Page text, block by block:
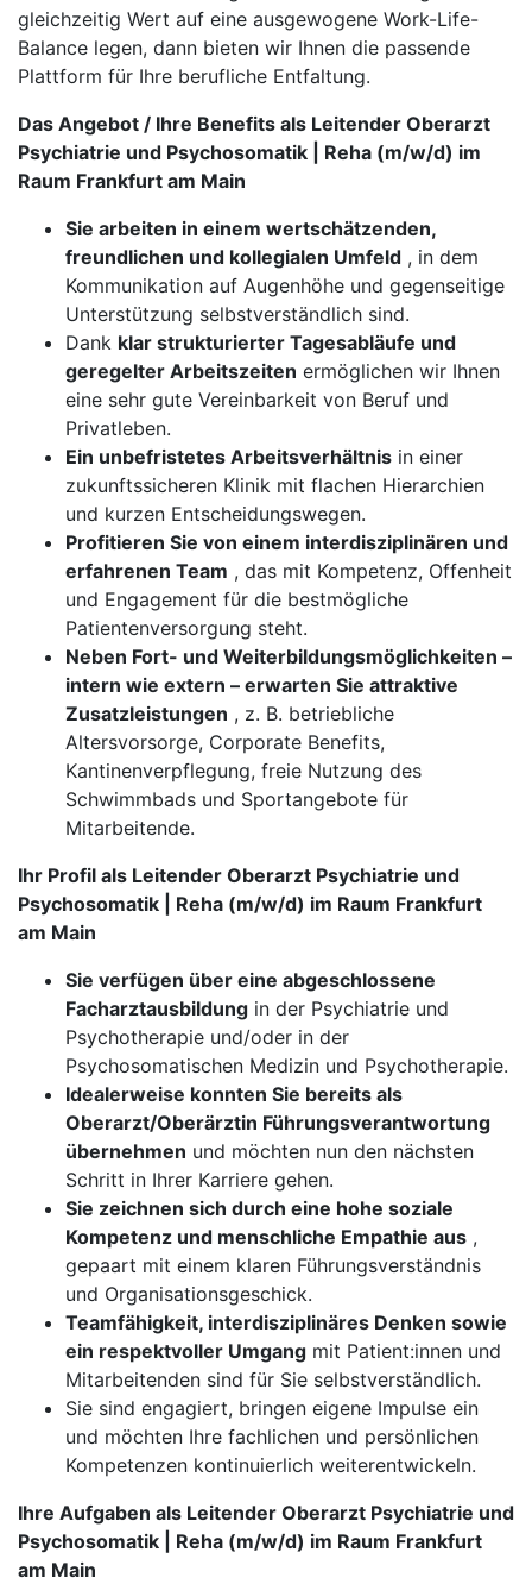
gleichzeitig Wert auf eine ausgewogene Work-Life-
Balance legen, dann bieten wir Ihnen die passende
Plattform für Ihre berufliche Entfaltung.
Das Angebot / Ihre Benefits als Leitender Oberarzt
Psychiatrie und Psychosomatik | Reha (m/w/d) im
Raum Frankfurt am Main
Sie arbeiten in einem wertschätzenden,
freundlichen und kollegialen Umfeld , in dem
Kommunikation auf Augenhöhe und gegenseitige
Unterstützung selbstverständlich sind.
Dank klar strukturierter Tagesabläufe und
geregelter Arbeitszeiten ermöglichen wir Ihnen
eine sehr gute Vereinbarkeit von Beruf und
Privatleben.
Ein unbefristetes Arbeitsverhältnis in einer
zukunftssicheren Klinik mit flachen Hierarchien
und kurzen Entscheidungswegen.
Profitieren Sie von einem interdisziplinären und
erfahrenen Team , das mit Kompetenz, Offenheit
und Engagement für die bestmögliche
Patientenversorgung steht.
Neben Fort- und Weiterbildungsmöglichkeiten –
intern wie extern – erwarten Sie attraktive
Zusatzleistungen , z. B. betriebliche
Altersvorsorge, Corporate Benefits,
Kantinenverpflegung, freie Nutzung des
Schwimmbads und Sportangebote für
Mitarbeitende.
Ihr Profil als Leitender Oberarzt Psychiatrie und
Psychosomatik | Reha (m/w/d) im Raum Frankfurt
am Main
Sie verfügen über eine abgeschlossene
Facharztausbildung in der Psychiatrie und
Psychotherapie und/oder in der
Psychosomatischen Medizin und Psychotherapie.
Idealerweise konnten Sie bereits als
Oberarzt/Oberärztin Führungsverantwortung
übernehmen und möchten nun den nächsten
Schritt in Ihrer Karriere gehen.
Sie zeichnen sich durch eine hohe soziale
Kompetenz und menschliche Empathie aus ,
gepaart mit einem klaren Führungsverständnis
und Organisationsgeschick.
Teamfähigkeit, interdisziplinäres Denken sowie
ein respektvoller Umgang mit Patient:innen und
Mitarbeitenden sind für Sie selbstverständlich.
Sie sind engagiert, bringen eigene Impulse ein
und möchten Ihre fachlichen und persönlichen
Kompetenzen kontinuierlich weiterentwickeln.
Ihre Aufgaben als Leitender Oberarzt Psychiatrie und
Psychosomatik | Reha (m/w/d) im Raum Frankfurt
am Main